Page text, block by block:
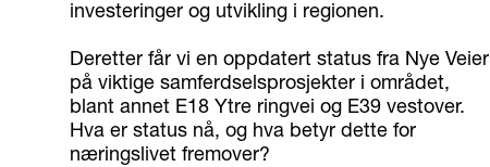
investeringer og utvikling i regionen.
Deretter får vi en oppdatert status fra Nye Veier
på viktige samferdselsprosjekter i området,
blant annet E18 Ytre ringvei og E39 vestover.
Hva er status nå, og hva betyr dette for
næringslivet fremover?